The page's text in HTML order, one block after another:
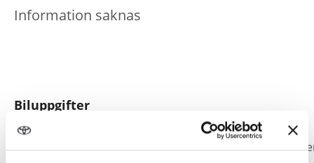
Information saknas
Biluppgifter
Basuppgifter Funktioner Interiör Exteriör